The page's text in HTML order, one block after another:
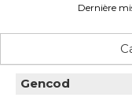
Dernière
Gencod